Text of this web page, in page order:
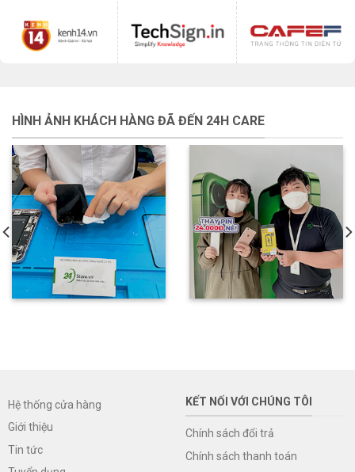
HÌNH ẢNH KHÁCH HÀNG ĐÃ ĐẾN 24H CARE
Hệ thống cửa hàng
Giới thiệu
Tin tức
KẾT NỐI VỚI CHÚNG TÔI
Chính sách đổi trả
Chính sách thanh toán